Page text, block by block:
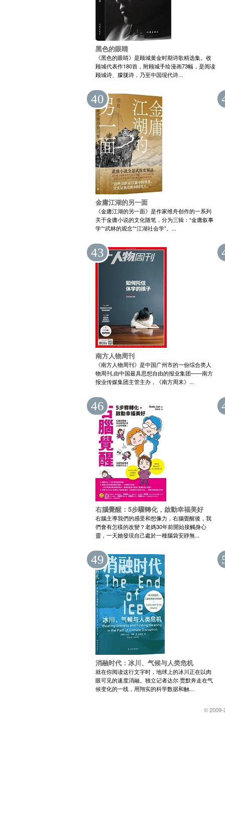
黑色的眼睛
《黑色的眼睛》是顾城黄金时期诗歌精选集。收
顾城代表作180首，附顾城手绘漫画73幅，是阅读
顾城诗、朦胧诗，乃至中国现代诗...
40
金庸江湖的另一面
《金庸江湖的另一面》是作家维舟创作的一系列
关于金庸小说的文化随笔，分为三辑：“金庸叙事
学”“武林的观念”“江湖社会学”。...
43
南方人物周刊
《南方人物周刊》是中国广州市的一份综合类人
物周刊,由中国最具思想自由的报业集团——南方
报业传媒集团主管主办，《南方周末》...
46
右腦覺醒：5步驟轉化，啟動幸福美好
右腦主導我們的感受和想像力，右腦覺醒後，我
們會有怎樣的改變？老媽30年前開始接觸身心
靈，一天她發現自己處於一種腦袋安靜無...
49
消融时代：冰川、气候与人类危机
就在你阅读这行文字时，地球上的冰川正在以肉
眼可见的速度消融。独立记者达尔·贾默奔走在气
候变化的一线，用翔实的科学数据和触...
© 2009-